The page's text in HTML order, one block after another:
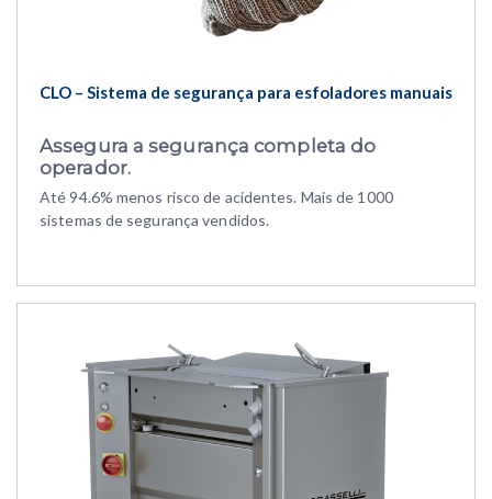
CLO – Sistema de segurança para esfoladores manuais
Assegura a segurança completa do
operador.
Até 94.6% menos risco de acidentes. Mais de 1000
sistemas de segurança vendidos.